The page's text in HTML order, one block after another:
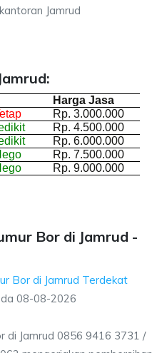
Jamrud
Harga Jasa
Rp. 3.000.000
Rp. 4.500.000
Rp. 6.000.000
Rp. 7.500.000
Rp. 9.000.000
Bor di Jamrud -
Bor di Jamrud Terdekat
08-08-2026
di Jamrud 0856 9416 3731 /